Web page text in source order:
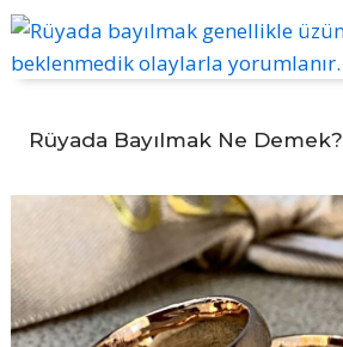
Rüyada Bayılmak Ne Demek?